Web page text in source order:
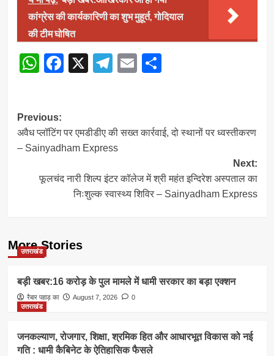
कांग्रेस की कार्यकारिणी का शुभ मुहूर्त, गोदियाल
की टीम घोषित
WhatsApp
Facebook
X Telegram
EmailShare
Post
navigation
Previous:
अवैध प्लॉटिंग पर एमडीडीए की सख्त कार्रवाई, दो स्थानों पर ध्वस्तीकरण
– Sainyadham Express
Next:
फूलचंद नारी शिल्प इंटर कॉलेज में श्री महंत इन्दिरेश अस्पताल का
निःशुल्क स्वास्थ्य शिविर – Sainyadham Express
More Stories
उत्तराखंड
बड़ी खबर:16 करोड़ के पुल मामले में धामी सरकार का बड़ा एक्शन
रैबार पहाड़ का August 7, 2026
0
उत्तराखंड
जनकल्याण, रोजगार, शिक्षा, श्रमिक हित और आधारभूत विकास को नई
गति : धामी कैबिनेट के ऐतिहासिक फैसले